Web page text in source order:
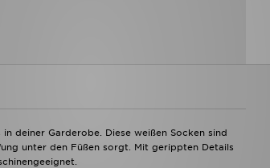
deiner Garderobe. Diese weißen Socken sind
unter den Füßen sorgt. Mit gerippten Details